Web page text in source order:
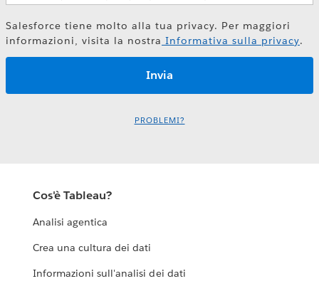
Salesforce tiene molto alla tua privacy. Per maggiori
informazioni, visita la nostra Informativa sulla privacy.
PROBLEMI?
Cos'è Tableau?
Analisi agentica
Crea una cultura dei dati
Informazioni sull'analisi dei dati